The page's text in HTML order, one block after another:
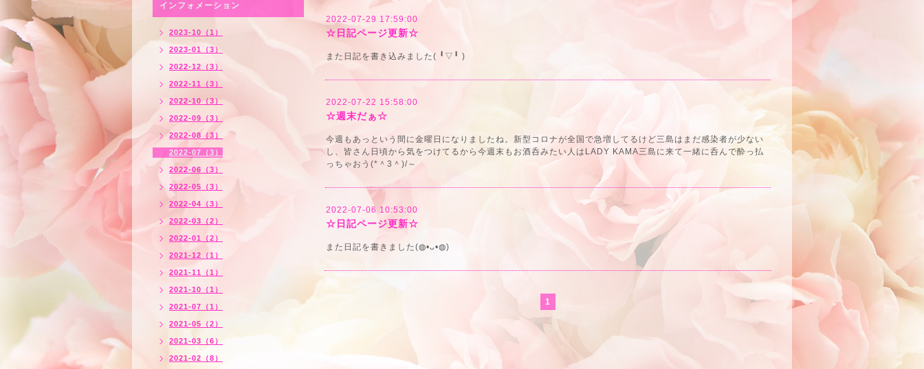
2022-07-29 17:59:00
☆日記ページ更新☆
また日記を書き込みました( ╹▽╹ )
2022-07-22 15:58:00
☆週末だぁ☆
今週もあっという間に金曜日になりましたね。新型コロナが全国で急増してるけど三島はまだ感染者が少ない
し、皆さん日頃から気をつけてるから今週末もお酒呑みたい人はLADY KAMA三島に来て一緒に呑んで酔っ払
っちゃおう(*＾3＾)/～
2022-07-06 10:53:00
☆日記ページ更新☆
また日記を書きました(◍•ᴗ•◍)
1
インフォメーション
2023-10（1）
2023-01（3）
2022-12（3）
2022-11（3）
2022-10（3）
2022-09（3）
2022-08（3）
2022-07（3）
2022-06（3）
2022-05（3）
2022-04（3）
2022-03（2）
2022-01（2）
2021-12（1）
2021-11（1）
2021-10（1）
2021-07（1）
2021-05（2）
2021-03（6）
2021-02（8）